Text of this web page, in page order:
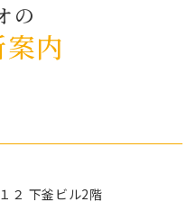
の
内
２ 下釜ビル2階